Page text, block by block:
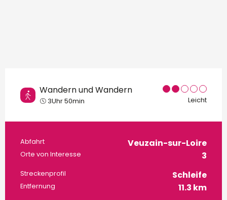
Wandern und Wandern
3Uhr 50min Leicht
Praktische
Abfahrt Veuzain-sur-Loire
Orte von Interesse 3
Streckenprofil Schleife
Entfernung 11.3 km